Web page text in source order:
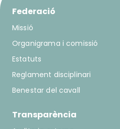
Federació
Missió
Organigrama i comissió
Estatuts
Reglament disciplinari
Benestar del cavall
Transparència